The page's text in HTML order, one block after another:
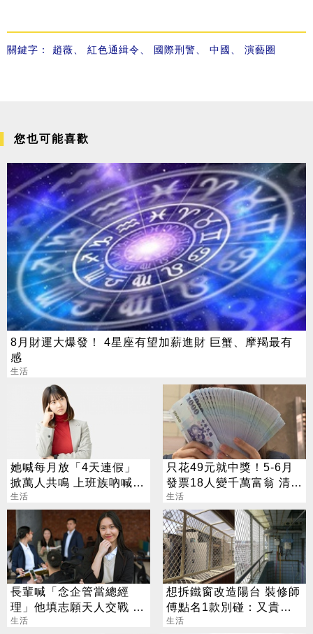
關鍵字： 趙薇 紅色通緝令 國際刑警 中國 演藝圈
您也可能喜歡
8月財運大爆發！ 4星座有望加薪進財 巨蟹、摩羯最有
感
生活
她喊每月放「4天連假」
掀萬人共鳴 上班族吶喊：
這樣才活得像人
生活
只花49元就中獎！5-6月
發票18人變千萬富翁 清冊
下午公布
生活
長輩喊「念企管當總經
理」他填志願天人交戰 過
來人曝殘酷真相
生活
想拆鐵窗改造陽台 裝修師
傅點名1款別碰：又貴又
違法
生活